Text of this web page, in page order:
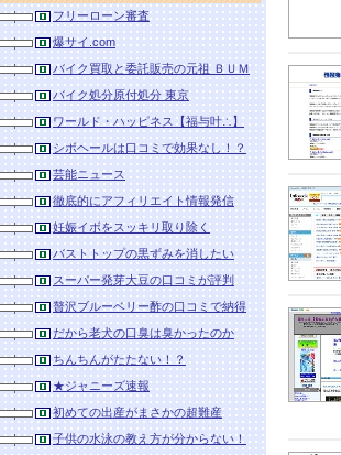
着サイトフリーローン審査
爆サイ.com
バイク買取と委託販売の元祖 ＢＵＭ
バイク処分原付処分 東京
ワールド・ハッピネス【福与叶∴】
シボヘールは口コミで効果なし！？
芸能ニュース
徹底的にアフィリエイト情報発信
妊娠イボをスッキリ取り除く
バストトップの黒ずみを消したい
スーパー発芽大豆の口コミが評判
贅沢ブルーベリー酢の口コミで納得
だから老犬の口臭は臭かったのか
ちんちんがたたない！？
★ジャニーズ速報
初めての出産がまさかの超難産
子供の水泳の教え方が分からない！